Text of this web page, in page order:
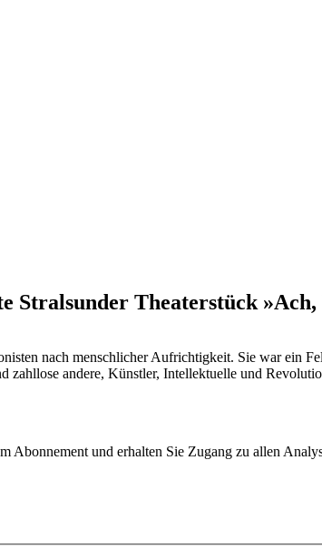
Stralsunder Theaterstück
nach menschlicher Aufrichtigkeit. Sie war ein
andere, Künstler, Intellektuelle und
und erhalten Sie Zugang zu allen